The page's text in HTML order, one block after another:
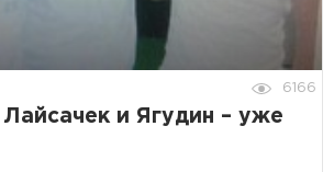
6166
и Ягудин – уже